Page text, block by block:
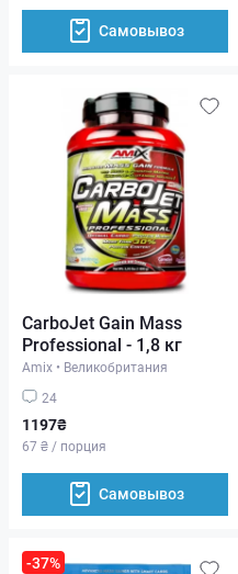
Самовывоз
CarboJet Gain Mass
Professional - 1,8 кг
Amix • Великобритания
24
1197₴
67 ₴ / порция
Самовывоз
-37%